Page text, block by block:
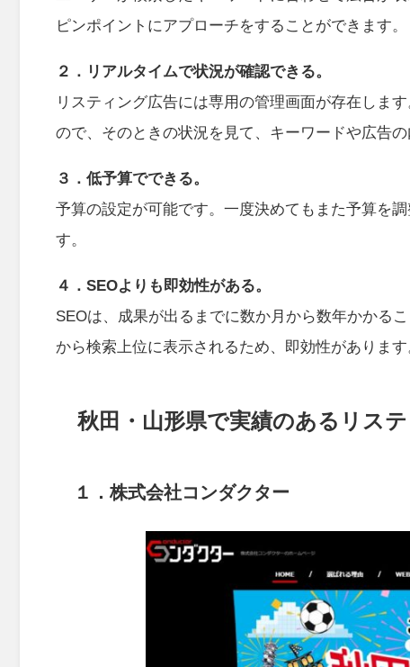
ピンポイントにアプローチをすることができます。
２．リアルタイムで状況が確認できる。
リスティング広告には専用の管理画面が存在しま
ので、そのときの状況を見て、キーワードや広告
３．低予算でできる。
予算の設定が可能です。一度決めてもまた予算を
す。
４．SEOよりも即効性がある。
SEOは、成果が出るまでに数か月から数年かかる
から検索上位に表示されるため、即効性があります
秋田・山形県で実績のあるリス
１．株式会社コンダクター